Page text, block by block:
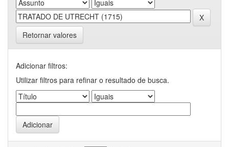
Retornar valores
Adicionar filtros:
Utilizar filtros para refinar o resultado de busca.